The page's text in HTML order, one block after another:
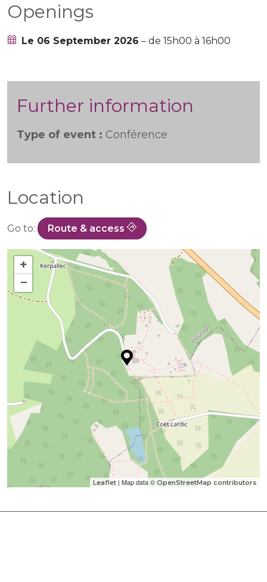
Openings
Le 06 September 2026 – de 15h00 à 16h00
Further information
Type of event : Conférence
Location
Go to: Route & access
+
−
Leaflet | Map data © OpenStreetMap contributors